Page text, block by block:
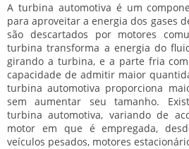
A turbina automotiva é um
para aproveitar a energia dos gases
são descartados por motores
turbina transforma a energia do
girando a turbina, e a parte fria
capacidade de admitir maior
turbina automotiva proporciona
sem aumentar seu tamanho.
turbina automotiva, variando de
motor em que é empregada,
veículos pesados, motores